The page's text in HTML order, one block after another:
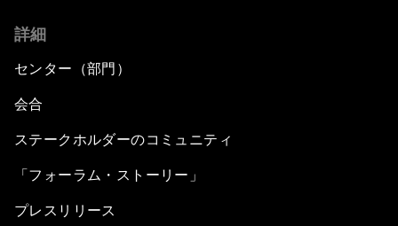
詳細
センター（部門）
会合
ステークホルダーのコミュニティ
「フォーラム・ストーリー」
プレスリリース